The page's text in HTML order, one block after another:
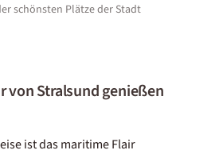
schönsten Plätze der Stadt
von Stralsund genießen
ist das maritime Flair